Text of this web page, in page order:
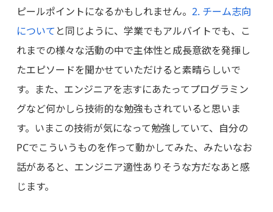
ピールポイントになるかもしれません。 2. チーム志向
について と同じように、学業でもアルバイトでも、こ
れまでの様々な活動の中で主体性と成長意欲を発揮し
たエピソードを聞かせていただけると素晴らしいで
す。また、エンジニアを志すにあたってプログラミン
グなど何かしら技術的な勉強もされていると思いま
す。いまこの技術が気になって勉強していて、自分の
PCでこういうものを作って動かしてみた、みたいなお
話があると、エンジニア適性ありそうな方だなあと感
じます。